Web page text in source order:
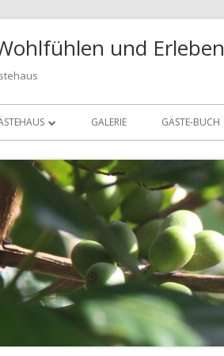
und Erleben
GALERIE GÄSTE-BUCH